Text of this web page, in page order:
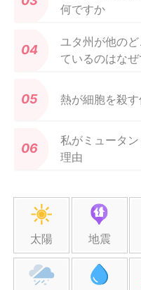
何ですか
ユタ州が他の
ているのはな
熱が細胞を殺
私がミュータ
理由
太陽 地震